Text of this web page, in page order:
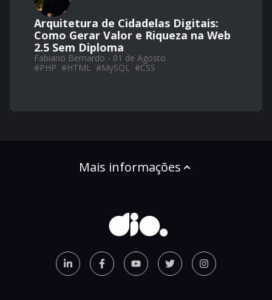
Arquitetura de Cidadelas Digitais:
Como Gerar Valor e Riqueza na Web
2.5 Sem Diploma
Fabiano Bernardo - 01 de Agosto
#PHP #HTML #MySQL #CSS
Mais informações